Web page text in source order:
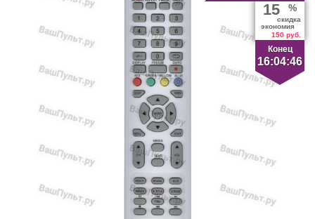
Конец
16:04:46
15 %
скидка
экономия
150 руб.